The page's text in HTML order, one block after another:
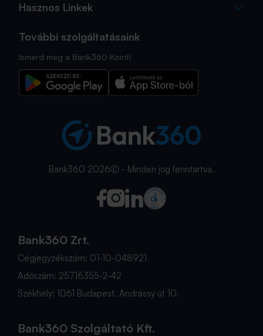
Hasznos Linkek
További szolgáltatásaink
Ismerd meg a Bank360 Koint!
Bank360 2026Ⓒ - Minden jog fenntartva.
Bank360 Zrt.
Cégjegyzékszám: 01-10-048921
Adószám: 25716355-2-42
Székhely: 1061 Budapest, Andrássy út 10.
Bank360 Szolgáltató Kft.